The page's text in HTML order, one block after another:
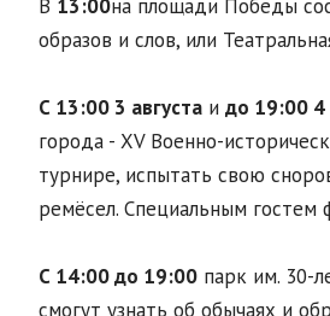
В 13:00на площади Победы
образов и слов, или
С 13:00 3 августаи до 19:00 4
города - XV Военно-
турнире, испытать свою
ремёсел. Специальным гостем
С 14:00 до 19:00парк им. 30-
смогут узнать об обычаях и